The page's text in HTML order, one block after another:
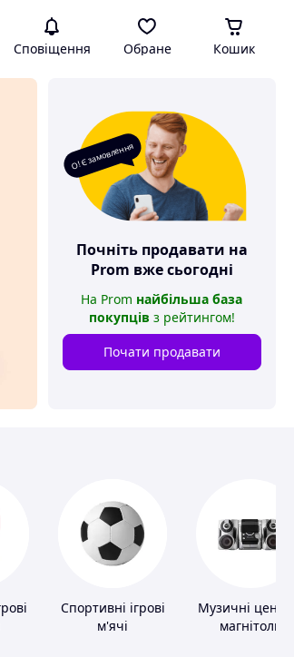
Сповіщення Обране Кошик
О! Є замовлення
Почніть продавати на
Prom вже сьогодні
На Prom найбільша база
покупців з рейтингом!
Почати продавати
Спортивні ігрові
м'ячі
Музичні
магнітоли